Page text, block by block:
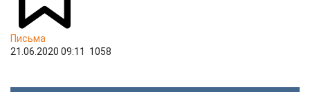
Письма
21.06.2020 09:11
1058